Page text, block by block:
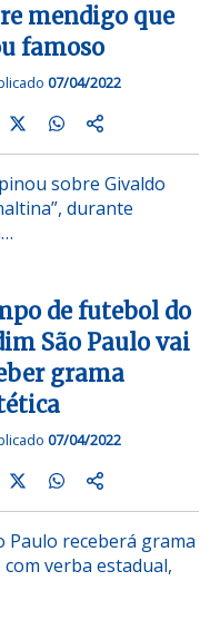
mendigo que
famoso
07/04/2022
sobre Givaldo
durante
de futebol do
São Paulo vai
grama
07/04/2022
Paulo receberá grama
verba estadual,